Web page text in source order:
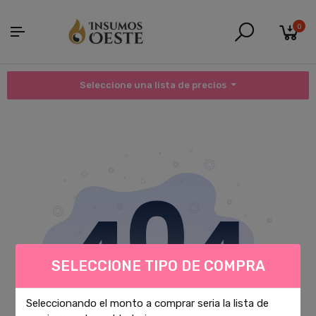
0
Seleccione una lista de precios
SELECCIONE TIPO DE COMPRA
Seleccionando el monto a comprar seria la lista de